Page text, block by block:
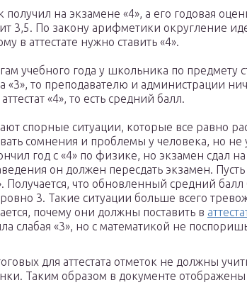
получил на экзамене «4», а его годовая
3,5. По закону арифметики округление
в аттестате нужно ставить «4».
учебного года у школьника по предмету
«3», то преподавателю и администрации
«4», то есть средний балл.
спорные ситуации, которые все равно
сомнения и проблемы у человека, но не
год с «4» по физике, но экзамен сдал
он должен пересдать экзамен.
Получается, что обновленный средний
3. Такие ситуации больше всего
почему они должны поставить в
слабая «3», но с математикой не
для аттестата отметок не должны
Таким образом в документе